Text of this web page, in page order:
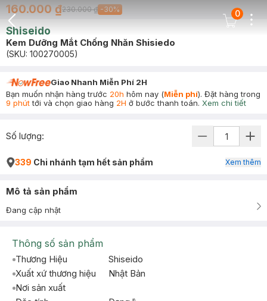
Back Icon
Cart Icon
0
160.000 ₫230.000 ₫ -30%
Shiseido
Kem Dưỡng Mắt Chống Nhăn Shisiedo
(SKU: 100270005)
Giao Nhanh Miễn Phí 2H
Bạn muốn nhận hàng trước 20h hôm nay (Miễn phí). Đặt hàng trong
9 phúttới và chọn giao hàng 2H ở bước thanh toán. Xem chi tiết
Số lượng:
339 Chi nhánh tạm hết sản phẩm Xem thêm
Mô tả sản phẩm
Đang cập nhật
Thông số sản phẩm
Thương Hiệu
Shiseido
Xuất xứ thương hiệu
Nhật Bản
Nơi sản xuất